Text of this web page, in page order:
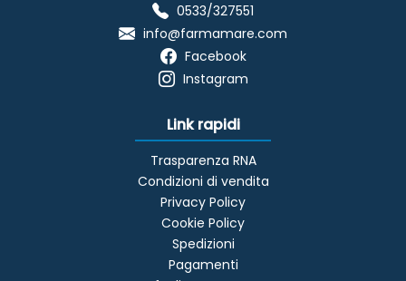
0533/327551
info@farmamare.com
Facebook
Instagram
Link rapidi
Trasparenza RNA
Condizioni di vendita
Privacy Policy
Cookie Policy
Spedizioni
Pagamenti